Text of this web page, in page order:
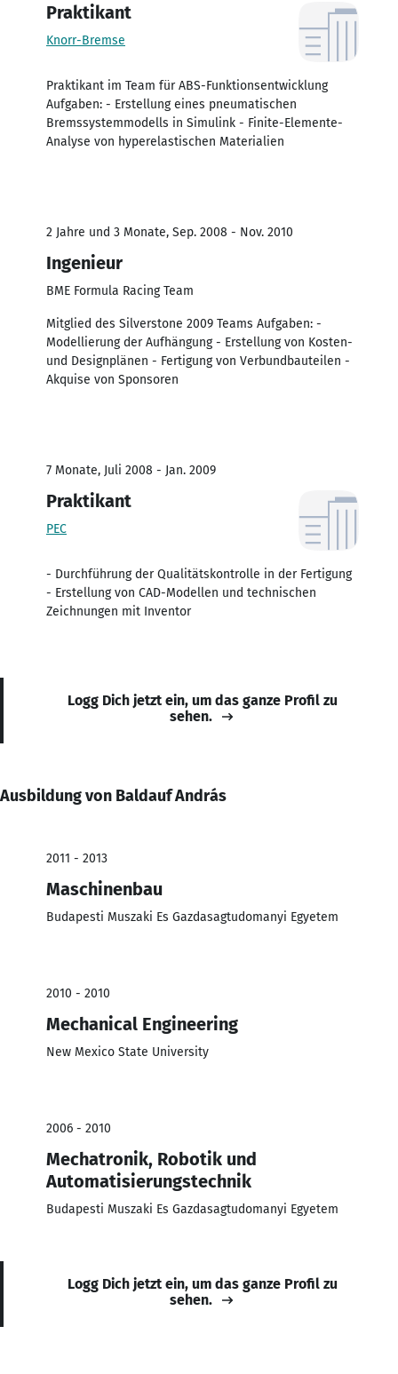
Praktikant
Knorr-Bremse
Praktikant im Team für ABS-Funktionsentwicklung
Aufgaben: - Erstellung eines pneumatischen
Bremssystemmodells in Simulink - Finite-Elemente-
Analyse von hyperelastischen Materialien
2 Jahre und 3 Monate, Sep. 2008 - Nov. 2010
Ingenieur
BME Formula Racing Team
Mitglied des Silverstone 2009 Teams Aufgaben: -
Modellierung der Aufhängung - Erstellung von Kosten-
und Designplänen - Fertigung von Verbundbauteilen -
Akquise von Sponsoren
7 Monate, Juli 2008 - Jan. 2009
Praktikant
PEC
- Durchführung der Qualitätskontrolle in der Fertigung
- Erstellung von CAD-Modellen und technischen
Zeichnungen mit Inventor
Logg Dich jetzt ein, um das ganze Profil zu
sehen.
Ausbildung von Baldauf András
2011 - 2013
Maschinenbau
Budapesti Muszaki Es Gazdasagtudomanyi Egyetem
2010 - 2010
Mechanical Engineering
New Mexico State University
2006 - 2010
Mechatronik, Robotik und
Automatisierungstechnik
Budapesti Muszaki Es Gazdasagtudomanyi Egyetem
Logg Dich jetzt ein, um das ganze Profil zu
sehen.